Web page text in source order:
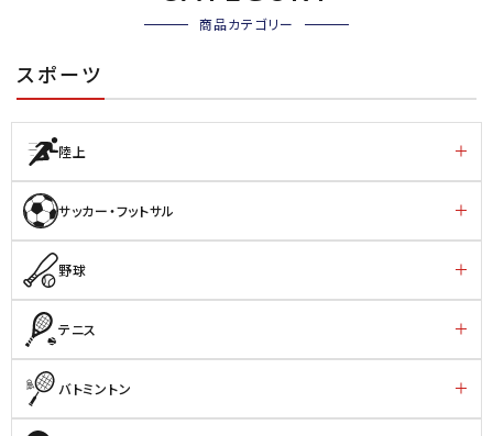
商品カテゴリー
スポーツ
陸上
サッカー・フットサル
野球
テニス
バトミントン